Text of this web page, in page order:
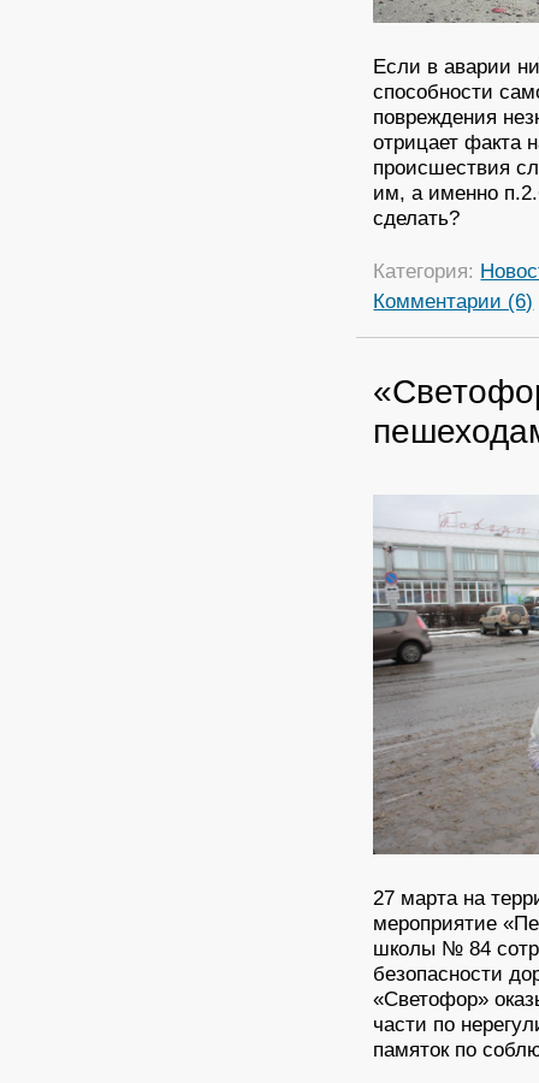
Если в аварии
способности
повреждения
отрицает факта
происшествия
им, а именно
сделать?
Категория:
Комментарии (6)
27 марта на
мероприятие
школы № 84
безопасности
«Светофор»
части по
памяток по